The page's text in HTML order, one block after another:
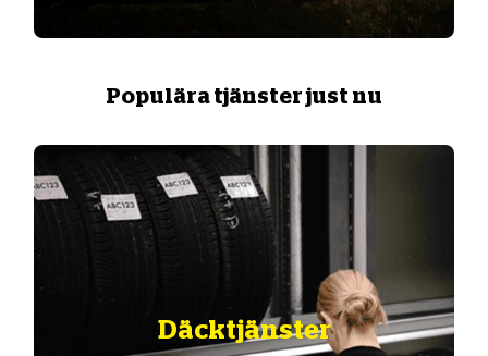
Populära tjänster just nu
Däcktjänster